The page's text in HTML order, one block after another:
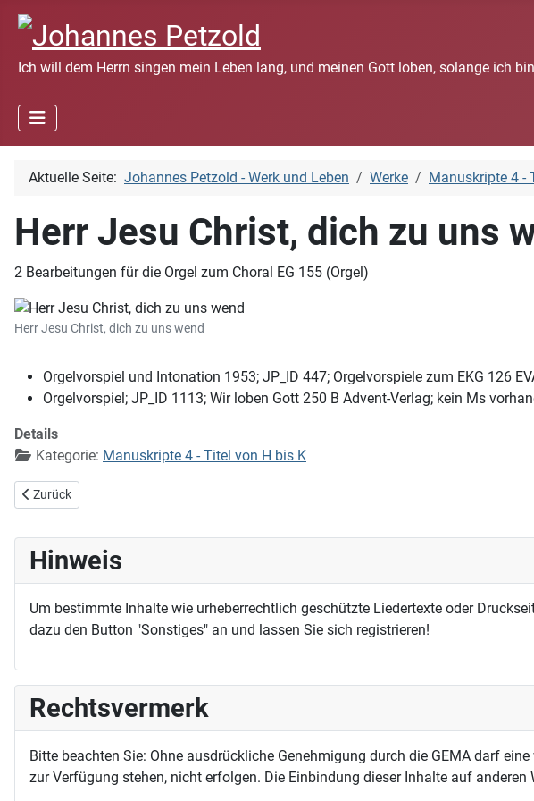
Ich will dem Herrn singen mein Leben lang, und meinen Gott loben, solange ich
Aktuelle Seite: Johannes Petzold - Werk und Leben Werke Manuskripte 4 -
Herr Jesu Christ, dich zu uns
2 Bearbeitungen für die Orgel zum Choral EG 155 (Orgel)
Herr Jesu Christ, dich zu uns wend
Orgelvorspiel und Intonation 1953; JP_ID 447; Orgelvorspiele zum EKG 126
Orgelvorspiel; JP_ID 1113; Wir loben Gott 250 B Advent-Verlag; kein Ms
Details
Kategorie: Manuskripte 4 - Titel von H bis K
Vorheriger Beitrag: Herr Gott, du bist unsere Zuflucht für und für
Zurück
Hinweis
Um bestimmte Inhalte wie urheberrechtlich geschützte Liedertexte oder
dazu den Button "Sonstiges" an und lassen Sie sich registrieren!
Rechtsvermerk
Bitte beachten Sie: Ohne ausdrückliche Genehmigung durch die GEMA darf
zur Verfügung stehen, nicht erfolgen. Die Einbindung dieser Inhalte auf